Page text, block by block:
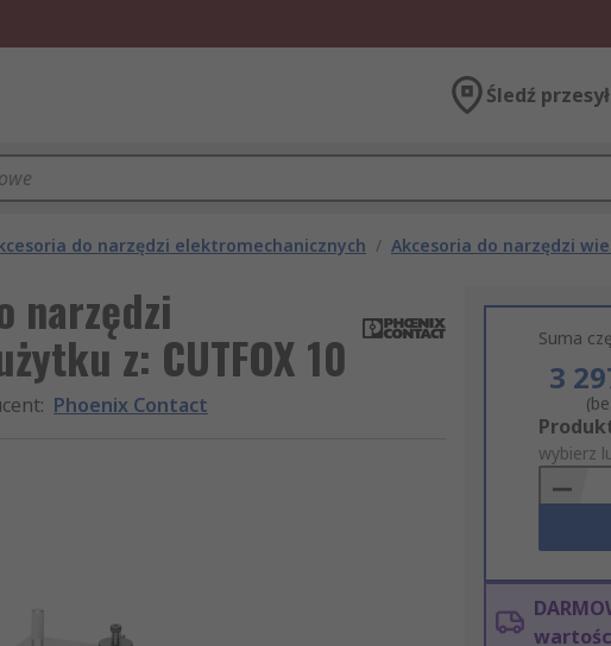
Śledź
do narzędzi elektromechanicznych / Akcesoria do narzędzi
narzędzi
z: CUTFOX 10
: Phoenix Contact
Suma
3
Add
to
Basket
wybierz